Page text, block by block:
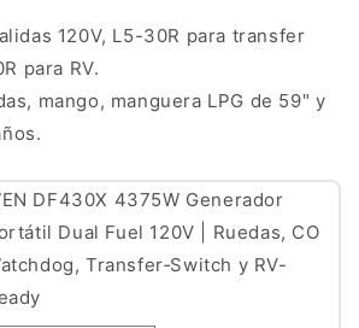
120V, L5-30R para transfer
para RV.
mango, manguera LPG de 59" y
DF430X 4375W Generador
Dual Fuel 120V | Ruedas, CO
Transfer‑Switch y RV-